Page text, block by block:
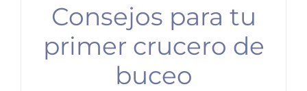
Consejos para tu
primer crucero de
buceo